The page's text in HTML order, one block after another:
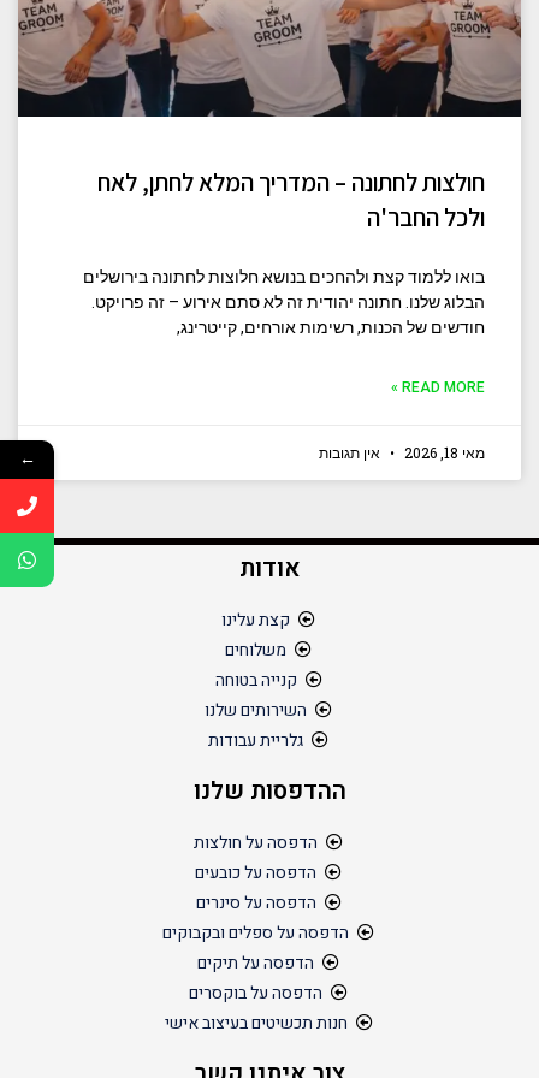
חולצות לחתונה – המדריך המלא לחתן, לאח
ולכל החבר'ה
בואו ללמוד קצת ולהחכים בנושא חלוצות לחתונה בירושלים
הבלוג שלנו. חתונה יהודית זה לא סתם אירוע – זה פרויקט.
חודשים של הכנות, רשימות אורחים, קייטרינג,
READ MORE »
מאי 18, 2026 אין תגובות
אודות
קצת עלינו
משלוחים
קנייה בטוחה
השירותים שלנו
גלריית עבודות
ההדפסות שלנו
הדפסה על חולצות
הדפסה על כובעים
הדפסה על סינרים
הדפסה על ספלים ובקבוקים
הדפסה על תיקים
הדפסה על בוקסרים
חנות תכשיטים בעיצוב אישי
←